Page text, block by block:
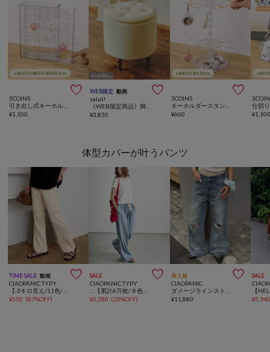

3COINS
¥1,100
WEB限定 動画 
salut!
¥3,850

3COINS
¥660 ¥
体型カバーが叶うパンツ
TIME SALE 動画 
CIAOPANIC TYPY
¥550 (87%OFF)
SALE 
CIAOPANIC TYPY
¥5,280 (20%OFF)
再入荷 
CIAOPANIC
¥11,880
SALE
¥